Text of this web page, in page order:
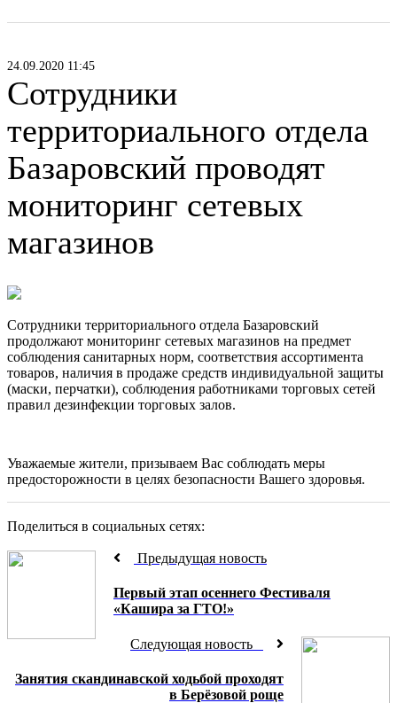
24.09.2020 11:45
Сотрудники
территориального отдела
Базаровский проводят
мониторинг сетевых
магазинов
Сотрудники территориального отдела Базаровский
продолжают мониторинг сетевых магазинов на предмет
соблюдения санитарных норм, соответствия ассортимента
товаров, наличия в продаже средств индивидуальной защиты
(маски, перчатки), соблюдения работниками торговых сетей
правил дезинфекции торговых залов.
Уважаемые жители, призываем Вас соблюдать меры
предосторожности в целях безопасности Вашего здоровья.
Поделиться в социальных сетях:
Предыдущая новость
Первый этап осеннего Фестиваля
«Кашира за ГТО!»
Следующая новость
Занятия скандинавской ходьбой проходят
в Берёзовой роще